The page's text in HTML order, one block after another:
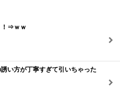
！⇒ｗｗ
い方が丁寧すぎて引いちゃった